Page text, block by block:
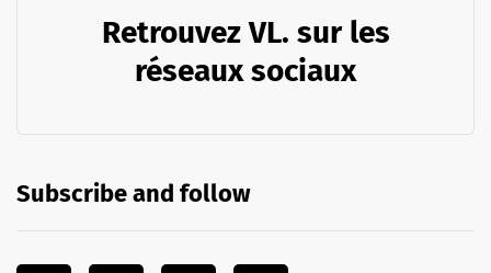
Retrouvez VL. sur les
réseaux sociaux
Subscribe and follow